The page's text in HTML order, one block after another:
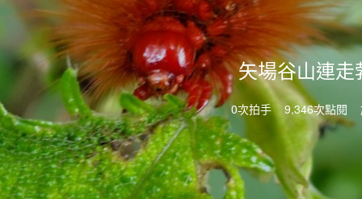
矢場谷山連走
0次拍手 9,346次點閱